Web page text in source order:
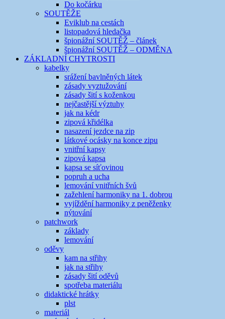
Do kočárku
SOUTĚŽE
Eviklub na cestách
listopadová hledačka
špionážní SOUTĚŽ – článek
špionážní SOUTĚŽ – ODMĚNA
ZÁKLADNÍ CHYTROSTI
kabelky
srážení bavlněných látek
zásady vyztužování
zásady šití s koženkou
nejčastější výztuhy
jak na kédr
zipová křidélka
nasazení jezdce na zip
látkové ocásky na konce zipu
vnitřní kapsy
zipová kapsa
kapsa se síťovinou
popruh a ucha
lemování vnitřních švů
zažehlení harmoniky na 1. dobrou
vyjíždění harmoniky z peněženky
nýtování
patchwork
základy
lemování
oděvy
kam na střihy
jak na střihy
zásady šití oděvů
spotřeba materiálu
didaktické hrátky
plst
materiál